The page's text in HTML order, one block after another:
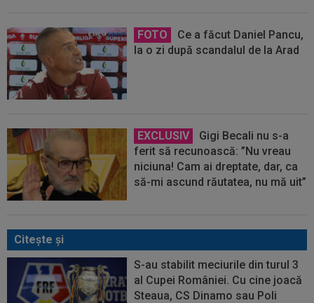
FOTO
Ce a făcut Daniel Pancu,
la o zi după scandalul de la Arad
EXCLUSIV
Gigi Becali nu s-a
ferit să recunoască: ”Nu vreau
niciuna! Cam ai dreptate, dar, ca
să-mi ascund răutatea, nu mă uit”
Citeşte şi
S-au stabilit meciurile din turul 3
al Cupei României. Cu cine joacă
Steaua, CS Dinamo sau Poli